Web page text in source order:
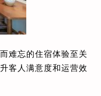
难忘的住宿体验至关
客人满意度和运营效